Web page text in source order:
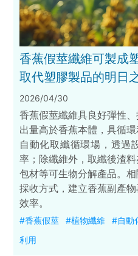
香蕉假莖纖維可製成
取代塑膠製品的明日
2026/04/30
香蕉假莖纖維具良好彈性
出量高於香蕉本體，具循
自動化取纖循環場，透過
率；除纖維外，取纖後渣
包材等可生物分解產品。
採收方式，建立香蕉副產
效率。
#香蕉假莖 #植物纖維 #自動
利用